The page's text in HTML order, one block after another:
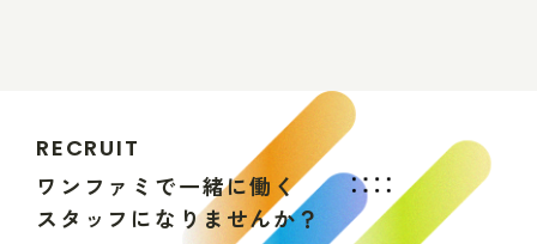
RECRUIT
ワ ン フ ァ ミ で一緒に働 く
ス タ ッ フ にな りま せんか？